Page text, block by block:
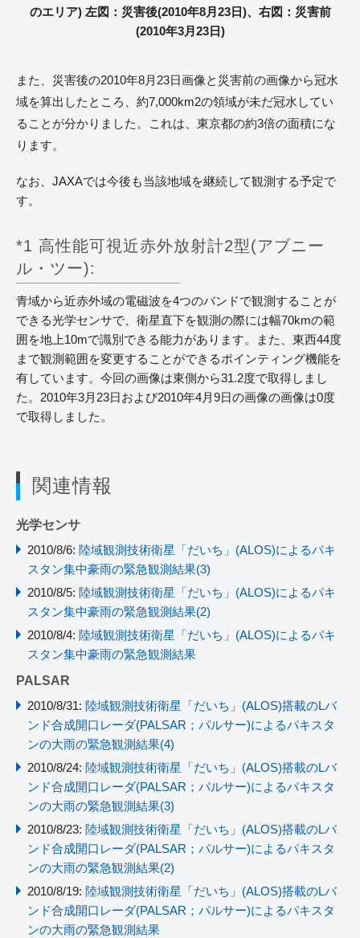
のエリア) 左図：災害後(2010年8月23日)、右図：災害前
(2010年3月23日)
また、災害後の2010年8月23日画像と災害前の画像から冠水
域を算出したところ、約7,000km2の領域が未だ冠水してい
ることが分かりました。これは、東京都の約3倍の面積にな
ります。
なお、JAXAでは今後も当該地域を継続して観測する予定で
す。
*1 高性能可視近赤外放射計2型(アブニー
ル・ツー):
青域から近赤外域の電磁波を4つのバンドで観測することが
できる光学センサで、衛星直下を観測の際には幅70kmの範
囲を地上10mで識別できる能力があります。また、東西44度
まで観測範囲を変更することができるポインティング機能を
有しています。今回の画像は東側から31.2度で取得しまし
た。2010年3月23日および2010年4月9日の画像の画像は0度
で取得しました。
関連情報
光学センサ
2010/8/6: 陸域観測技術衛星「だいち」(ALOS)によるパキ
スタン集中豪雨の緊急観測結果(3)
2010/8/5: 陸域観測技術衛星「だいち」(ALOS)によるパキ
スタン集中豪雨の緊急観測結果(2)
2010/8/4: 陸域観測技術衛星「だいち」(ALOS)によるパキ
スタン集中豪雨の緊急観測結果
PALSAR
2010/8/31: 陸域観測技術衛星「だいち」(ALOS)搭載のLバ
ンド合成開口レーダ(PALSAR；パルサー)によるパキスタ
ンの大雨の緊急観測結果(4)
2010/8/24: 陸域観測技術衛星「だいち」(ALOS)搭載のLバ
ンド合成開口レーダ(PALSAR；パルサー)によるパキスタ
ンの大雨の緊急観測結果(3)
2010/8/23: 陸域観測技術衛星「だいち」(ALOS)搭載のLバ
ンド合成開口レーダ(PALSAR；パルサー)によるパキスタ
ンの大雨の緊急観測結果(2)
2010/8/19: 陸域観測技術衛星「だいち」(ALOS)搭載のLバ
ンド合成開口レーダ(PALSAR；パルサー)によるパキスタ
ンの大雨の緊急観測結果